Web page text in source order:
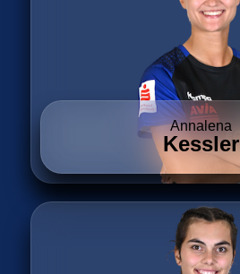
Annalena
Kessler